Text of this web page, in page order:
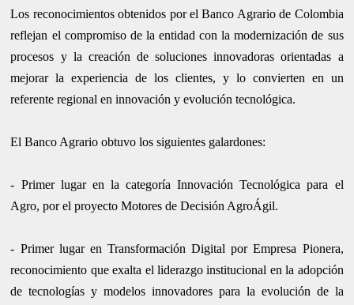
Los reconocimientos obtenidos por el Banco Agrario de Colombia
reflejan el compromiso de la entidad con la modernización de sus
procesos y la creación de soluciones innovadoras orientadas a
mejorar la experiencia de los clientes, y lo convierten en un
referente regional en innovación y evolución tecnológica.
El Banco Agrario obtuvo los siguientes galardones:
- Primer lugar en la categoría Innovación Tecnológica para el
Agro, por el proyecto Motores de Decisión AgroÁgil.
- Primer lugar en Transformación Digital por Empresa Pionera,
reconocimiento que exalta el liderazgo institucional en la adopción
de tecnologías y modelos innovadores para la evolución de la